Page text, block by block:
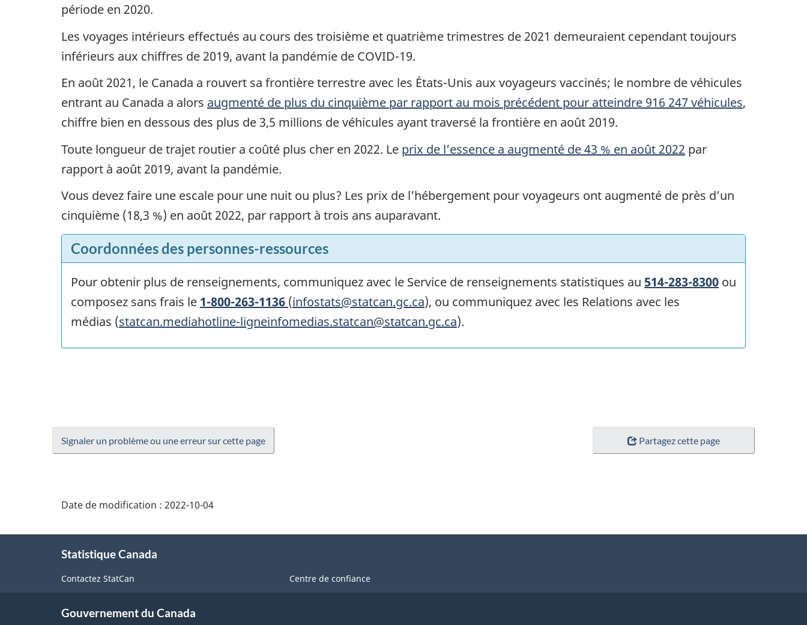
période en 2020.
Les voyages intérieurs effectués au cours des troisième et quatrième trimestres de 2021 demeuraient cependant toujours
inférieurs aux chiffres de 2019, avant la pandémie de COVID-19.
En août 2021, le Canada a rouvert sa frontière terrestre avec les États-Unis aux voyageurs vaccinés; le nombre de véhicules
entrant au Canada a alors augmenté de plus du cinquième par rapport au mois précédent pour atteindre 916 247 véhicules,
chiffre bien en dessous des plus de 3,5 millions de véhicules ayant traversé la frontière en août 2019.
Toute longueur de trajet routier a coûté plus cher en 2022. Le prix de l’essence a augmenté de 43 % en août 2022 par
rapport à août 2019, avant la pandémie.
Vous devez faire une escale pour une nuit ou plus? Les prix de l’hébergement pour voyageurs ont augmenté de près d’un
cinquième (18,3 %) en août 2022, par rapport à trois ans auparavant.
Coordonnées des personnes-ressources
Pour obtenir plus de renseignements, communiquez avec le Service de renseignements statistiques au 514-283-8300 ou
composez sans frais le 1-800-263-1136 (infostats@statcan.gc.ca), ou communiquez avec les Relations avec les
médias (statcan.mediahotline-ligneinfomedias.statcan@statcan.gc.ca).
Signaler un problème ou une erreur sur cette page Partagez cette page
Date de modification : 2022-10-04
Statistique Canada
Contactez StatCan Centre de confiance
Gouvernement du Canada